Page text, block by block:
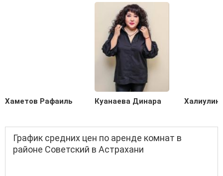
Хаметов Рафаиль Куанаева Динара
График средних цен по аренде комнат в
районе Советский в Астрахани